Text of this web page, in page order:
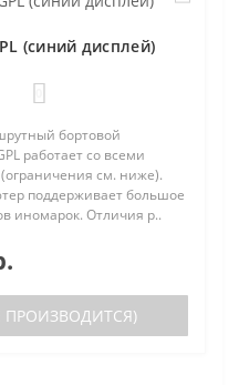
(синий дисплей)
бортовой
работает со всеми
см. ниже).
поддерживает большое
иномарок. Отличия р..
ПРОИЗВОДИТСЯ)